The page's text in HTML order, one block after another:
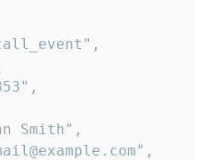
Smith",